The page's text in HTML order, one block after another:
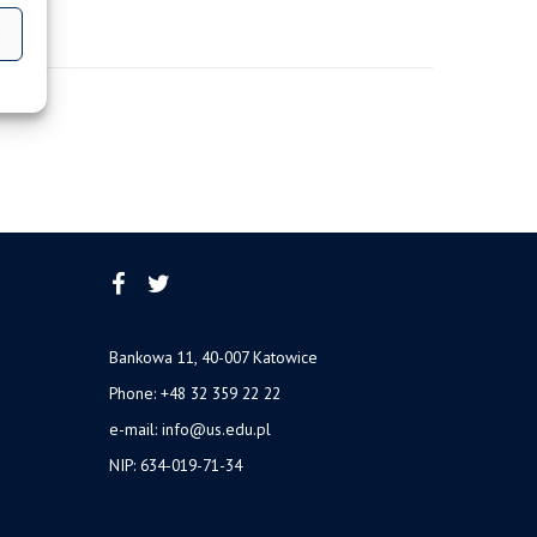
Bankowa 11, 40-007 Katowice
Phone: +48 32 359 22 22
e-mail: info@us.edu.pl
NIP: 634-019-71-34